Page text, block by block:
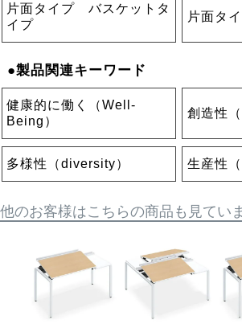
片面タイプ バスケットタ
イプ
片面タ
●製品関連キーワード
健康的に働く（Well-
Being）
創造性
多様性（diversity） 生産性
他のお客様はこちらの商品も見てい